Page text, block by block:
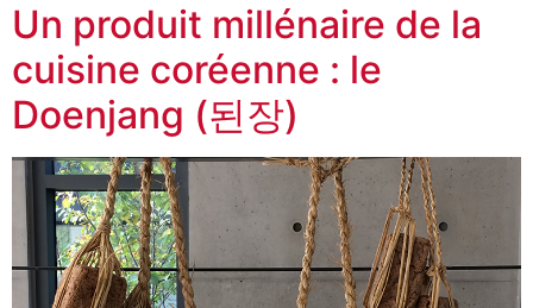
Un produit millénaire de la
cuisine coréenne : le
Doenjang (된장)